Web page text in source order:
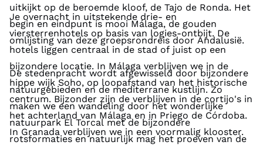
uitkijkt op de beroemde kloof, de Tajo de Ronda. Het
begin en eindpunt is mooi Málaga, de gouden
omlijsting van deze groepsrondreis door Andalusië.
De stedenpracht wordt afgewisseld door bijzondere
natuurgebieden en de mediterrane kustlijn. Zo
maken we een wandeling door het wonderlijke
natuurpark El Torcal met de bijzondere
rotsformaties en natuurlijk mag het proeven van de
Je overnacht in uitstekende drie- en
viersterrenhotels op basis van logies-ontbijt. De
hotels liggen centraal in de stad of juist op een
bijzondere locatie. In Málaga verblijven we in de
hippe wijk Soho, op loopafstand van het historische
centrum. Bijzonder zijn de verblijven in de cortijo's in
het achterland van Málaga en in Priego de Córdoba.
In Granada verblijven we in een voormalig klooster.